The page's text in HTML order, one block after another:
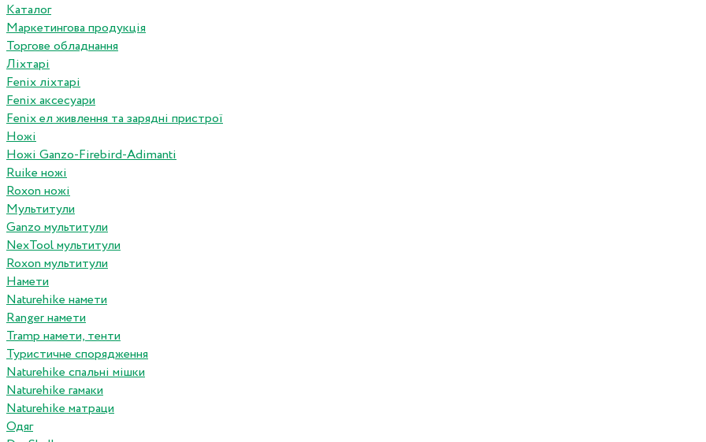
Каталог
Маркетингова продукція
Торгове обладнання
Ліхтарі
Fenix ліхтарі
Fenix аксесуари
Fenix ел живлення та зарядні пристрої
Ножі
Ножі Ganzo-Firebird-Adimanti
Ruike ножі
Roxon ножi
Мультитули
Ganzo мультитули
NexTool мультитули
Roxon мультитули
Намети
Naturehike намети
Ranger намети
Tramp намети, тенти
Туристичне спорядження
Naturehike спальні мішки
Naturehike гамаки
Naturehike матраци
Одяг